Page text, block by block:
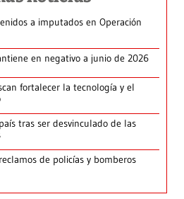
a imputados en Operación
en negativo a junio de 2026
fortalecer la tecnología y el
tras ser desvinculado de las
de policías y bomberos